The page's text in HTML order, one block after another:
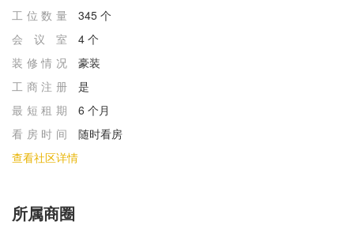
工位数量
345 个
会议室
4 个
装修情况
豪装
⼯商注册
是
最短租期
6 个月
看房时间
随时看房
查看社区详情
所属商圈